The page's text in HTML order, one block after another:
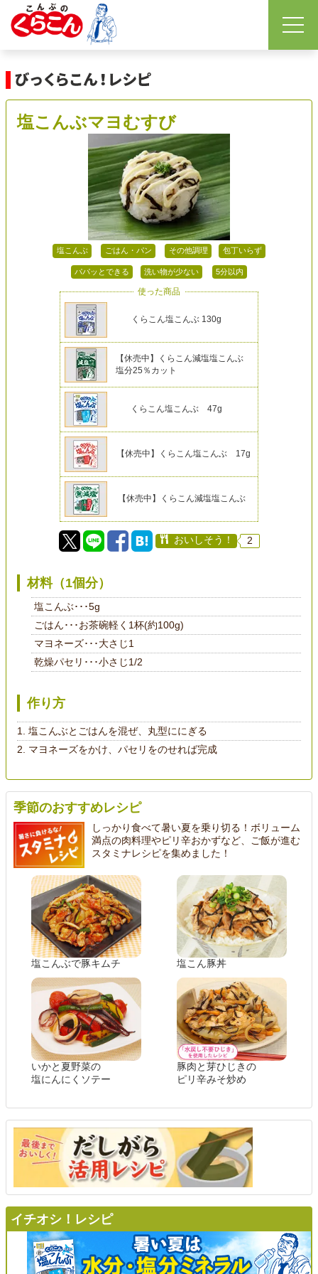
塩こんぶマヨむすび
塩こんぶ ごはん・パン その他調理 包丁いらず
パパッとできる 洗い物が少ない 5分以内
使った商品
くらこん塩こんぶ 130g
【休売中】くらこん減塩塩こんぶ
塩分25％カット
くらこん塩こんぶ 47g
【休売中】くらこん塩こんぶ 17g
【休売中】くらこん減塩塩こんぶ
おいしそう！ 2
材料（1個分）
塩こんぶ･･･5g
ごはん･･･お茶碗軽く1杯(約100g)
マヨネーズ･･･大さじ1
乾燥パセリ･･･小さじ1/2
作り方
塩こんぶとごはんを混ぜ、丸型ににぎる
マヨネーズをかけ、パセリをのせれば完成
季節のおすすめレシピ
しっかり食べて暑い夏を乗り切る！ボリューム
満点の肉料理やピリ辛おかずなど、ご飯が進む
スタミナレシピを集めました！
塩こんぶで豚キムチ 塩こん豚丼
いかと夏野菜の
塩にんにくソテー
豚肉と芽ひじきの
ピリ辛みそ炒め
イチオシ！レシピ